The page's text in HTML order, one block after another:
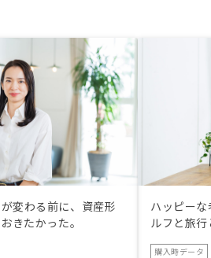
変わる前に、資産形
きたかった。
ハッピー
ルフと旅
購入時データ